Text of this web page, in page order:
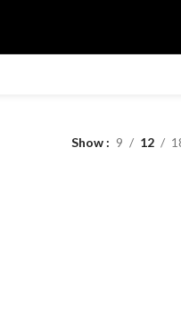
Show 9 12